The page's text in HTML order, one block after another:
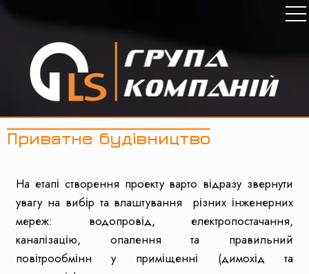
Приватне будівництво
На етапі створення проекту варто відразу звернути
увагу на вибір та влаштування різних інженерних
мереж: водопровід, електропостачання,
каналізацію, опалення та правильний
повітрообмінн у приміщенні (димохід та